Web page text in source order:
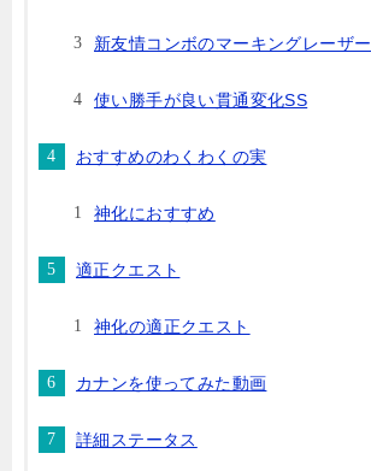
新友情コンボのマーキングレーザー
使い勝手が良い貫通変化SS
おすすめのわくわくの実
神化におすすめ
適正クエスト
神化の適正クエスト
カナンを使ってみた動画
詳細ステータス